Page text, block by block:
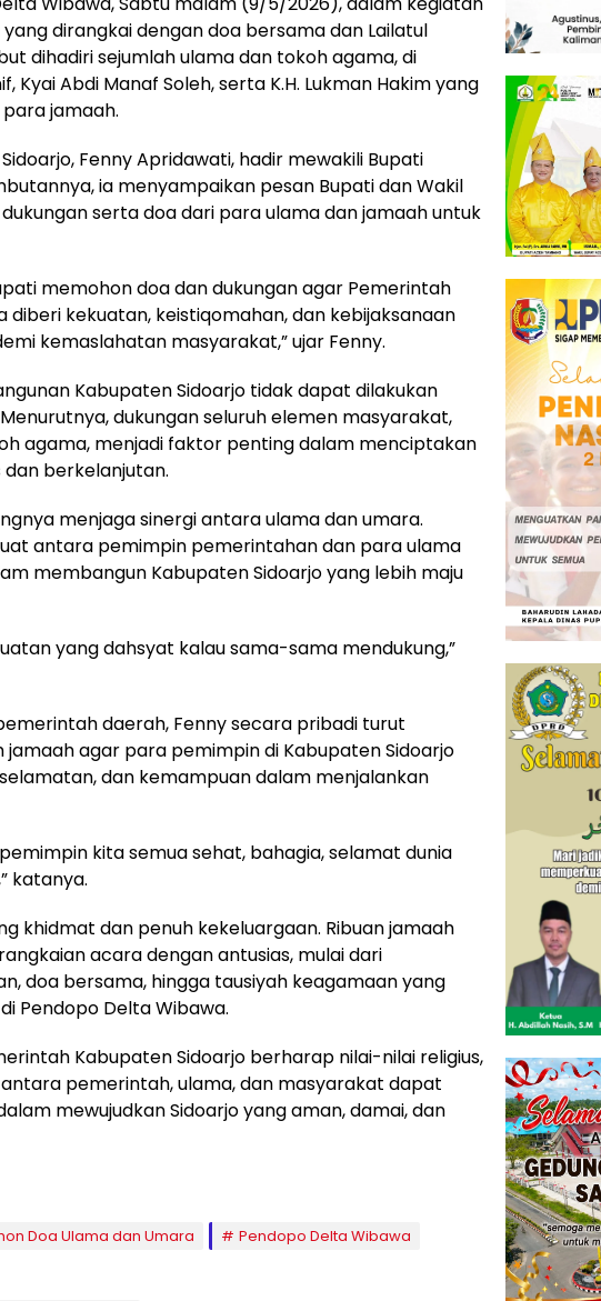
dirangkai dengan doa bersama dan Lailatul
dihadiri sejumlah ulama dan tokoh agama, di
Kyai Abdi Manaf Soleh, serta K.H. Lukman Hakim yang
jamaah.
Fenny Apridawati, hadir mewakili Bupati
ia menyampaikan pesan Bupati dan Wakil
serta doa dari para ulama dan jamaah untuk
memohon doa dan dukungan agar Pemerintah
diberi kekuatan, keistiqomahan, dan kebijaksanaan
kemaslahatan masyarakat,” ujar Fenny.
Kabupaten Sidoarjo tidak dapat dilakukan
dukungan seluruh elemen masyarakat,
agama, menjadi faktor penting dalam menciptakan
berkelanjutan.
menjaga sinergi antara ulama dan umara.
antara pemimpin pemerintahan dan para ulama
membangun Kabupaten Sidoarjo yang lebih maju
yang dahsyat kalau sama-sama mendukung,”
daerah, Fenny secara pribadi turut
agar para pemimpin di Kabupaten Sidoarjo
dan kemampuan dalam menjalankan
kita semua sehat, bahagia, selamat dunia
katanya.
khidmat dan penuh kekeluargaan. Ribuan jamaah
acara dengan antusias, mulai dari
doa bersama, hingga tausiyah keagamaan yang
Pendopo Delta Wibawa.
Kabupaten Sidoarjo berharap nilai-nilai religius,
pemerintah, ulama, dan masyarakat dapat
mewujudkan Sidoarjo yang aman, damai, dan
Doa Ulama dan Umara
Pendopo Delta Wibawa